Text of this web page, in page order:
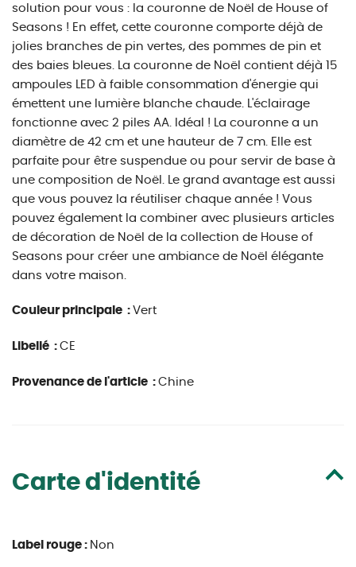
solution pour vous : la couronne de Noël de House of
Seasons ! En effet, cette couronne comporte déjà de
jolies branches de pin vertes, des pommes de pin et
des baies bleues. La couronne de Noël contient déjà 15
ampoules LED à faible consommation d'énergie qui
émettent une lumière blanche chaude. L'éclairage
fonctionne avec 2 piles AA. Idéal ! La couronne a un
diamètre de 42 cm et une hauteur de 7 cm. Elle est
parfaite pour être suspendue ou pour servir de base à
une composition de Noël. Le grand avantage est aussi
que vous pouvez la réutiliser chaque année ! Vous
pouvez également la combiner avec plusieurs articles
de décoration de Noël de la collection de House of
Seasons pour créer une ambiance de Noël élégante
dans votre maison.
Couleur principale : Vert
Libellé : CE
Provenance de l'article : Chine
Carte d'identité
Label rouge : Non